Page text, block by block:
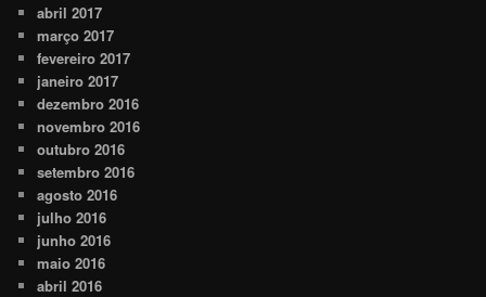
abril 2017
março 2017
fevereiro 2017
janeiro 2017
dezembro 2016
novembro 2016
outubro 2016
setembro 2016
agosto 2016
julho 2016
junho 2016
maio 2016
abril 2016